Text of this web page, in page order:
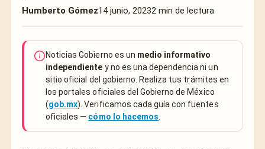
Humberto Gómez14 junio, 20232 min de lectura
Noticias Gobierno es un medio informativo
independiente y no es una dependencia ni un
sitio oficial del gobierno. Realiza tus trámites en
los portales oficiales del Gobierno de México
(gob.mx). Verificamos cada guía con fuentes
oficiales — cómo lo hacemos